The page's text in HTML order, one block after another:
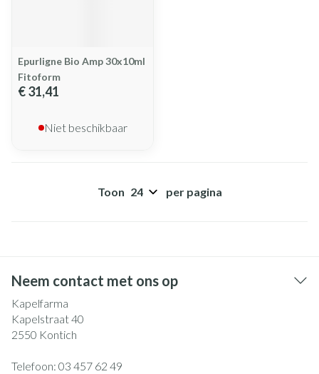
Epurligne Bio Amp 30x10ml
Fitoform
€ 31,41
Niet beschikbaar
Toon per pagina
Neem contact met ons op
Kapelfarma
Kapelstraat 40
2550 Kontich
Telefoon: 03 457 62 49